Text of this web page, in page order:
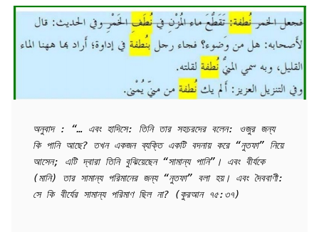
অনুবাদ : “… এবং হাদিসে: তিনি তার সহচরদের বলেন: ওজুর জন্য
কি পানি আছে? তখন একজন ব্যক্তি একটি বদনায় করে “নুতফা” নিয়ে
আসেন; এটি দ্বারা তিনি বুঝিয়েছেন “সামান্য পানি”। এবং বীর্যকে
(মানি) তার সামান্য পরিমানের জন্য “নুতফা” বলা হয়। এবং দৈববাণী:
সে কি বীর্যের সামান্য পরিমাণ ছিল না? (কুরআন ৭৫:৩৭)